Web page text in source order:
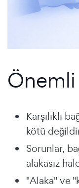
Önemli
Karşılıklı
kötü
Sorunlar,
alakasız
"Alaka" ve